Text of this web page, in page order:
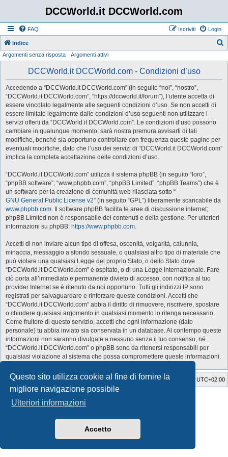
Questo sito utilizza cookie al fine di fornire la
migliore navigazione possibile
Ulteriori informazioni
Accetto
DCCWorld.it DCCWorld.com
FAQ Login
Iscriviti
Indice
Argomenti senza risposta Argomenti attivi
DCCWorld.it DCCWorld.com - Condizioni d’uso
Accedendo a “DCCWorld.it DCCWorld.com” (in seguito “noi”, “nostro”,
“DCCWorld.it DCCWorld.com”, “https://dccworld.it/forum”), l’utente accetta di
essere vincolato legalmente alle seguenti condizioni d’uso. Se non accetti di
essere limitato legalmente dalle condizioni d’uso seguenti non utilizzare i
servizi offerti da “DCCWorld.it DCCWorld.com”. Le condizioni d’uso possono
cambiare in qualunque momento, sarà nostra premura avvisarti di tali
modifiche, benché sia opportuno controllare con frequenza queste pagine per
eventuali modifiche, dato che l’uso dei servizi di “DCCWorld.it DCCWorld.com”
implica la completa accettazione delle condizioni d’uso.
“DCCWorld.it DCCWorld.com” utilizza il sistema phpBB (in seguito “loro”,
“phpBB software”, “www.phpbb.com”, “phpBB Limited”, “phpBB Teams”) che è
un software per la creazione di comunità web rilasciata sotto “
GNU General Public License v2” (in seguito “GPL”) liberamente scaricabile da
www.phpbb.com. Il software phpBB facilita le aree di discussione internet;
phpBB Limited non è responsabile dei contenuti e della gestione. Per ulteriori
informazioni su phpBB: https://www.phpbb.com.
Accetti di non inviare alcun tipo di offesa, oscenità, volgarità, calunnia,
minaccia, messaggio a sfondo sessuale, o qualsiasi altro tipo di materiale che
può violare una qualsiasi Legge del proprio Stato, o dello Stato dove
“DCCWorld.it DCCWorld.com” è ospitato, o di una Legge internazionale. Fare
ciò porta all’immediato e permanente divieto di accesso, con notifica al tuo
provider Internet se è ritenuto da noi opportuno. Tutti gli indirizzi IP sono
registrati per salvaguardare e rinforzare queste condizioni. Accetti che
“DCCWorld.it DCCWorld.com” abbia il diritto di rimuovere, riscrivere, spostare
o chiudere qualsiasi argomento in qualsiasi momento lo ritenga necessario.
Come fruitore di questo servizio, accetti che ogni informazione (dato
personale) tu abbia inviato sia conservata in un database. Al contempo queste
informazioni non saranno divulgate a nessuno senza il tuo consenso, né
“DCCWorld.it DCCWorld.com” o phpBB sono da ritenersi responsabili per
qualsiasi violazione al sistema che possa compromettere queste informazioni.
Indice Tutti gli orari sono UTC+02:00
Cancella cookie
Style Developer by ©
Creato daphpBB
Privacy|Condizioni